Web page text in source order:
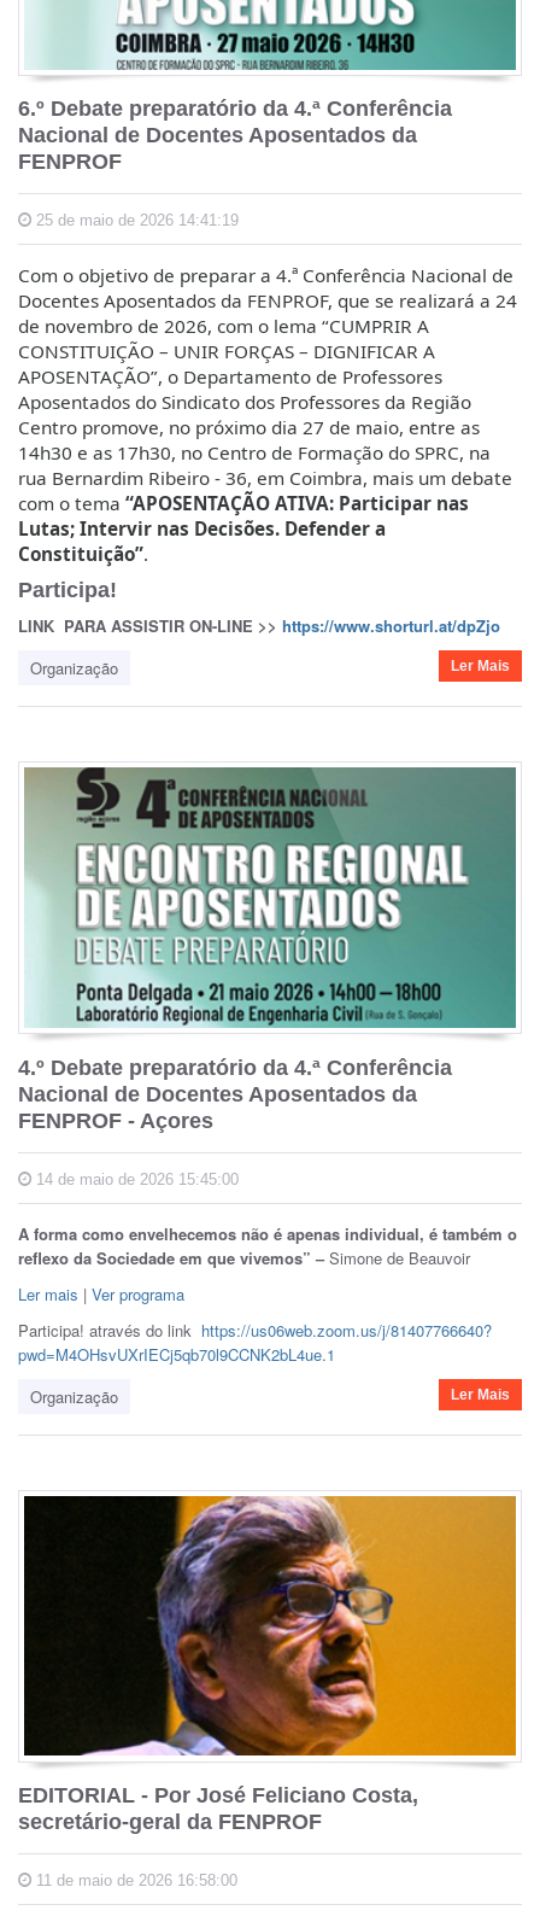
6.º Debate preparatório da 4.ª Conferência
Nacional de Docentes Aposentados da
FENPROF
25 de maio de 2026 14:41:19
Com o objetivo de preparar a 4.ª Conferência Nacional de
Docentes Aposentados da FENPROF, que se realizará a 24
de novembro de 2026, com o lema “CUMPRIR A
CONSTITUIÇÃO – UNIR FORÇAS – DIGNIFICAR A
APOSENTAÇÃO”, o Departamento de Professores
Aposentados do Sindicato dos Professores da Região
Centro promove, no próximo dia 27 de maio, entre as
14h30 e as 17h30, no Centro de Formação do SPRC, na
rua Bernardim Ribeiro - 36, em Coimbra, mais um debate
com o tema “APOSENTAÇÃO ATIVA: Participar nas
Lutas; Intervir nas Decisões. Defender a
Constituição”.
Participa!
LINK PARA ASSISTIR ON-LINE >> https://www.shorturl.at/dpZjo
Organização
Ler Mais
4.º Debate preparatório da 4.ª Conferência
Nacional de Docentes Aposentados da
FENPROF - Açores
14 de maio de 2026 15:45:00
A forma como envelhecemos não é apenas individual, é também o
reflexo da Sociedade em que vivemos” –Simone de Beauvoir
Ler mais | Ver programa
Participa! através do link https://us06web.zoom.us/j/81407766640?
pwd=M4OHsvUXrIECj5qb70l9CCNK2bL4ue.1
Organização
Ler Mais
EDITORIAL - Por José Feliciano Costa,
secretário-geral da FENPROF
11 de maio de 2026 16:58:00